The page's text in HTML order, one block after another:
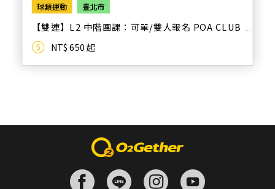
球類運動 臺北市
【雙連】L2 中階團課：可單/雙人報名 POA CLUB
NT$ 650 起